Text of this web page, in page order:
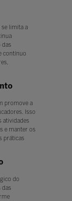
limita a
das
contínuo
promove a
Isso
atividades
e manter os
práticas
do
das